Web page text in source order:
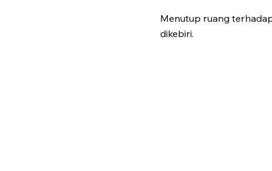
Menutup ruang
dikebiri.